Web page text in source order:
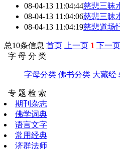
08-04-13 11:04:44慈悲三昧
08-04-13 11:04:06慈悲三昧
08-04-13 11:04:19慈悲道场
总10条信息 首页 上一页 1 下一页
字 母 分 类
字母分类 佛书分类 大藏经
专 题 检 索
期刊杂志
佛学词典
语言文字
常用经典
济群法师